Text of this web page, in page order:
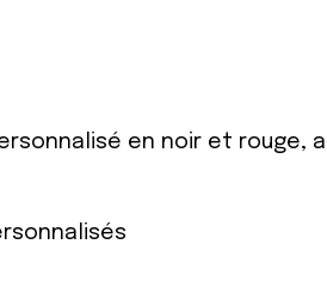
en noir et rouge,